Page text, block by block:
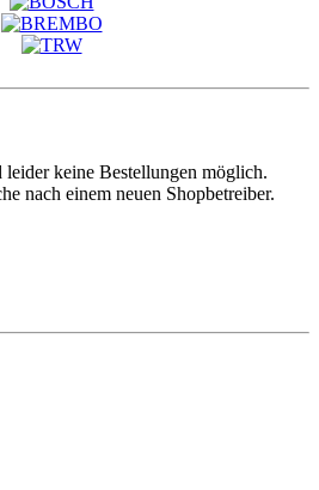
keine Bestellungen möglich.
nach einem neuen Shopbetreiber.